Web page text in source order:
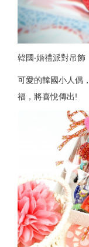
韓國‧婚禮派對吊飾
可愛的韓國小人偶
福，將喜悅傳出!